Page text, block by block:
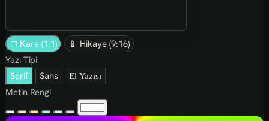
◻ Kare (1:1)
📱 Hikaye (9:16)
Yazı Tipi
Serif
Sans El Yazısı
Metin Rengi